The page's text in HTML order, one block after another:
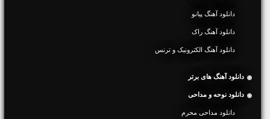
دانلود آهنگ پیانو
دانلود آهنگ راک
دانلود آهنگ الکترونیک و ترنس
دانلود آهنگ های برتر
دانلود نوحه و مداحی
دانلود مداحی محرم